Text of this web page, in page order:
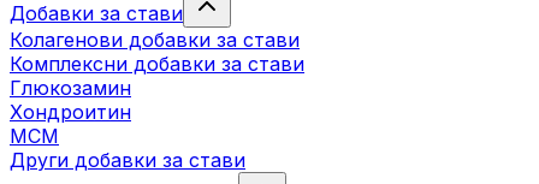
Добавки за стави
Колагенови добавки за стави
Комплексни добавки за стави
Глюкозамин
Хондроитин
МСМ
Други добавки за стави